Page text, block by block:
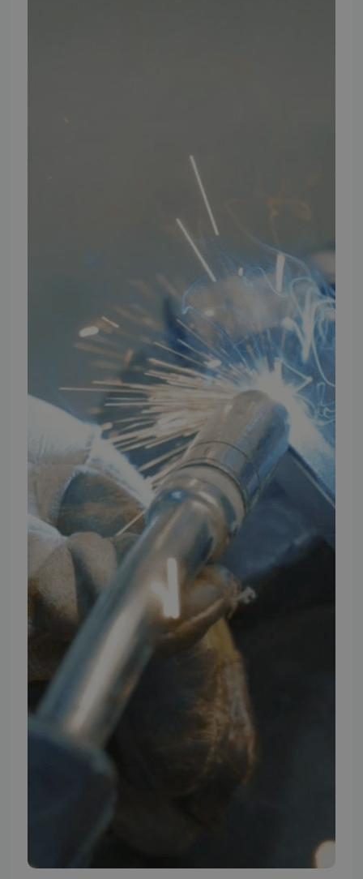
Ansøg om at blive forhandler
Energiberegner
TMP Historie
Cookie og Privatlivspolitik
Salgs- og leveringsbetingelser
Vores brands
Mandag - Torsdag
09:00 - 16:00
09:00 - 15:30
Lukket
FØLG TMP
Facebook
Youtube
Instagram
TMP BRAND SHOPS